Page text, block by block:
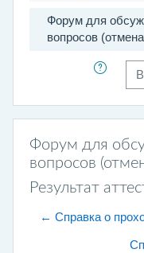
Форум для
вопросов
Форум для
вопросов
Результат
← Справка о